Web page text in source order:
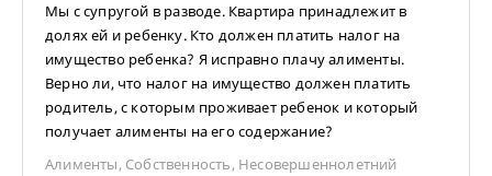
Мы с супругой в разводе. Квартира принадлежит в
долях ей и ребенку. Кто должен платить налог на
имущество ребенка? Я исправно плачу алименты.
Верно ли, что налог на имущество должен платить
родитель, с которым проживает ребенок и который
получает алименты на его содержание?
Алименты, Собственность, Несовершеннолетний